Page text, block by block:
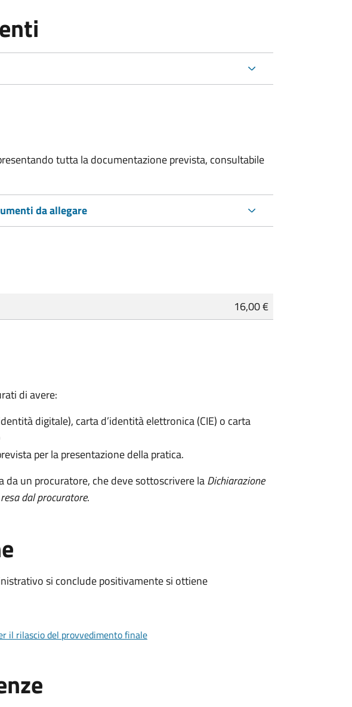
tutta la documentazione prevista, consultabile
da allegare
16,00 €
di avere:
digitale), carta d’identità elettronica (CIE) o carta
per la presentazione della pratica.
da un procuratore, che deve sottoscrivere laDichiarazione
dal procuratore.
si conclude positivamente si ottiene
il rilascio del provvedimento finale